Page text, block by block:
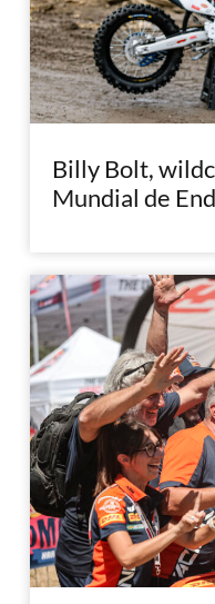
Billy Bolt,
Mundial de